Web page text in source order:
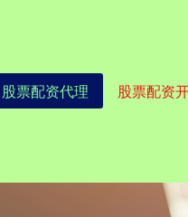
股票配资代理 股票配资